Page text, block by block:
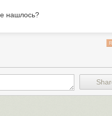
нашлось?